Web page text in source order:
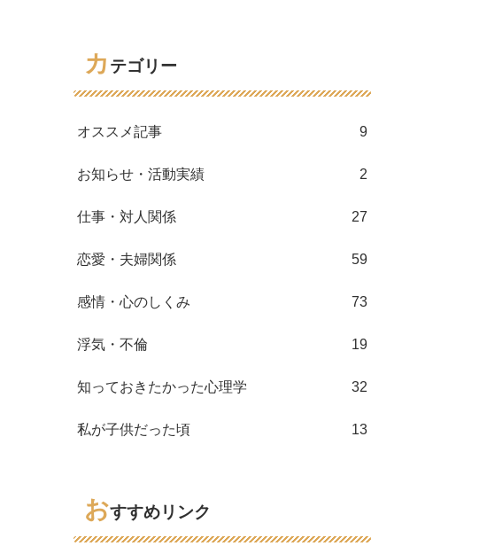
カ テゴリー
オススメ記事 9
お知らせ・活動実績 2
仕事・対人関係 27
恋愛・夫婦関係 59
感情・心のしくみ 73
浮気・不倫 19
知っておきたかった心理学 32
私が子供だった頃 13
おすすめリンク